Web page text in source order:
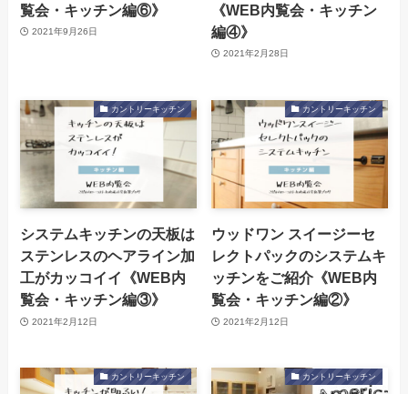
覧会・キッチン編⑥》
2021年9月26日
《WEB内覧会・キッチン
編④》
2021年2月28日
カントリーキッチン
システムキッチンの天板は
ステンレスのヘアライン加
工がカッコイイ《WEB内
覧会・キッチン編③》
2021年2月12日
カントリーキッチン
ウッドワン スイージーセ
レクトパックのシステムキ
ッチンをご紹介《WEB内
覧会・キッチン編②》
2021年2月12日
カントリーキッチン カントリーキッチン